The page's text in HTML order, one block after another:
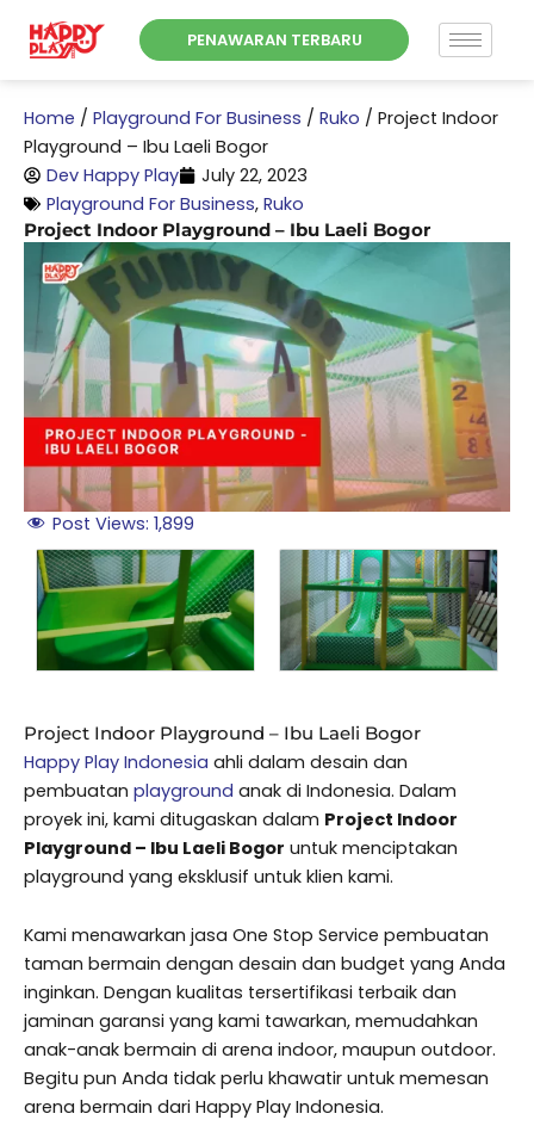
PENAWARAN TERBARU
Home / Playground For Business / Ruko / Project Indoor
Playground – Ibu Laeli Bogor
Dev Happy Play
July 22, 2023
Playground For Business, Ruko
Project Indoor Playground – Ibu Laeli Bogor
Post Views: 1,899
Project Indoor Playground – Ibu Laeli Bogor
Happy Play Indonesia ahli dalam desain dan
pembuatan playground anak di Indonesia. Dalam
proyek ini, kami ditugaskan dalam Project Indoor
Playground – Ibu Laeli Bogor untuk menciptakan
playground yang eksklusif untuk klien kami.
Kami menawarkan jasa One Stop Service pembuatan
taman bermain dengan desain dan budget yang Anda
inginkan. Dengan kualitas tersertifikasi terbaik dan
jaminan garansi yang kami tawarkan, memudahkan
anak-anak bermain di arena indoor, maupun outdoor.
Begitu pun Anda tidak perlu khawatir untuk memesan
arena bermain dari Happy Play Indonesia.